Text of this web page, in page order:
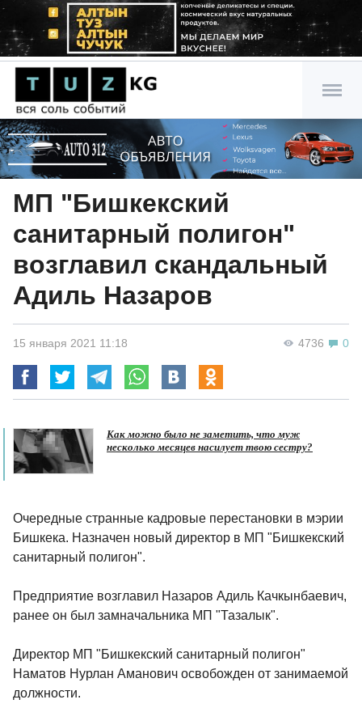
МП "Бишкекский
санитарный полигон"
возглавил скандальный
Адиль Назаров
4736 0
15 января 2021 11:18
Как можно было не заметить, что муж
несколько месяцев насилует твою сестру?
Очередные странные кадровые перестановки в мэрии
Бишкека. Назначен новый директор в МП "Бишкекский
санитарный полигон".
Предприятие возглавил Назаров Адиль Качкынбаевич,
ранее он был замначальника МП "Тазалык".
Директор МП "Бишкекский санитарный полигон"
Наматов Нурлан Аманович освобожден от занимаемой
должности.